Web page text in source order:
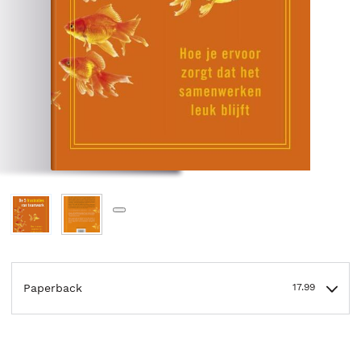
Paperback 17.99